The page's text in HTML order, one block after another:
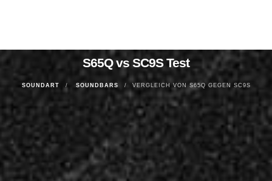
S65Q vs SC9S Test
SOUNDART SOUNDBARS VERGLEICH VON S65Q GEGEN SC9S